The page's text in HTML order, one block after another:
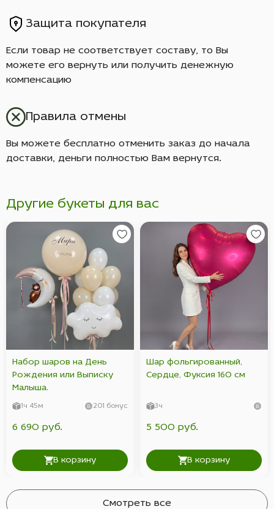
Защита покупателя
Если товар не соответствует составу, то Вы
можете его вернуть или получить денежную
компенсацию
Правила отмены
Вы можете бесплатно отменить заказ до начала
доставки, деньги полностью Вам вернутся.
Другие букеты для вас
Набор шаров на День
Рождения или Выписку
Малыша.
1ч 45м 201 бонус
6 690 руб.
В корзину
Шар фольгированный,
Сердце, Фуксия 160 см
3ч
5 500 руб.
В корзину
Смотреть все